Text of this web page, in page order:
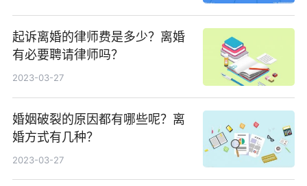
起诉离婚的律师费是多少？离婚
有必要聘请律师吗？
2023-03-27
婚姻破裂的原因都有哪些呢？离
婚方式有几种？
2023-03-27